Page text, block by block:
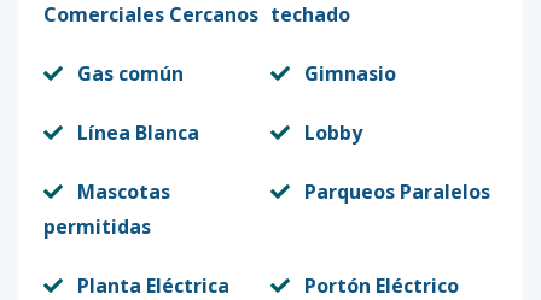
Comerciales Cercanos techado
Gas común Gimnasio
Línea Blanca Lobby
Mascotas
permitidas
Parqueos Paralelos
Planta Eléctrica Portón Eléctrico